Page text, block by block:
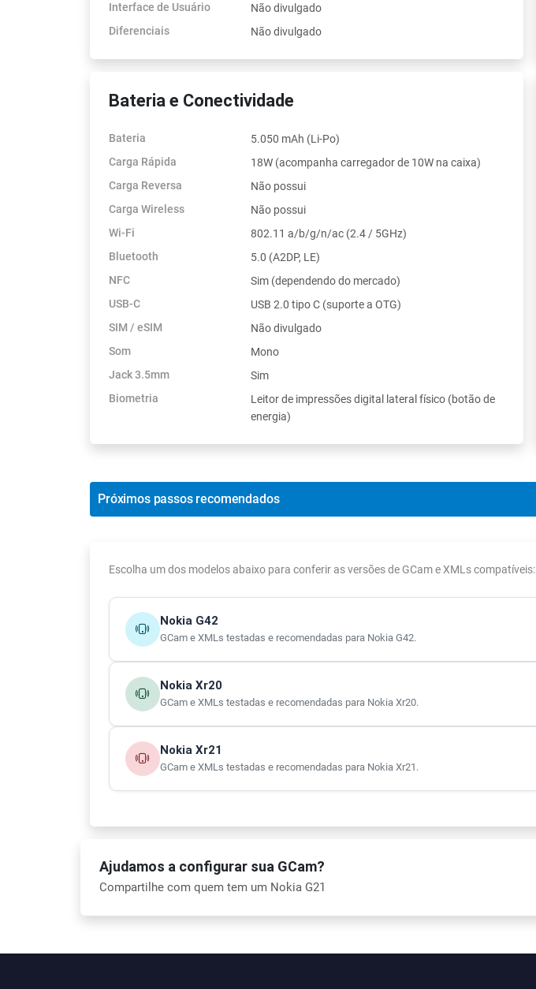
Interface de Usuário
Não divulgado
Diferenciais
Não divulgado
Bateria e Conectividade
Bateria
5.050 mAh (Li-Po)
Carga Rápida
18W (acompanha carregador de 10W na caixa)
Carga Reversa
Não possui
Carga Wireless
Não possui
Wi-Fi
802.11 a/b/g/n/ac (2.4 / 5GHz)
Bluetooth
5.0 (A2DP, LE)
NFC
Sim (dependendo do mercado)
USB-C
USB 2.0 tipo C (suporte a OTG)
SIM / eSIM
Não divulgado
Som
Mono
Jack 3.5mm
Sim
Biometria
Leitor de impressões digital lateral físico (botão de
energia)
Próximos passos recomendados
Escolha um dos modelos abaixo para conferir as versões de GCam e XMLs compatíveis:
Nokia G42
GCam e XMLs testadas e recomendadas para Nokia G42.
Nokia Xr20
GCam e XMLs testadas e recomendadas para Nokia Xr20.
Nokia Xr21
GCam e XMLs testadas e recomendadas para Nokia Xr21.
Ajudamos a configurar sua GCam?
Compartilhe com quem tem um Nokia G21